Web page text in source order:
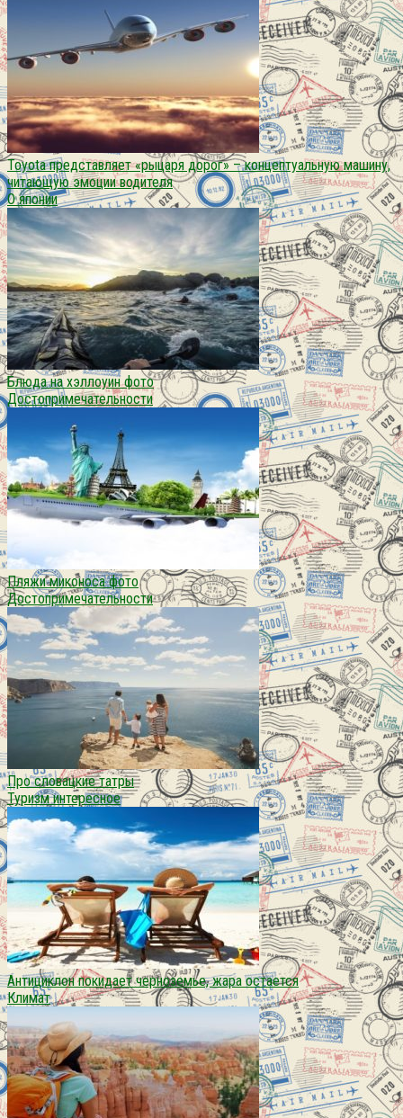
Toyota представляет «рыцаря дорог» – концептуальную машину,
читающую эмоции водителя
О японии
Блюда на хэллоуин фото
Достопримечательности
Пляжи миконоса фото
Достопримечательности
Про словацкие татры
Туризм интересное
Антициклон покидает черноземье, жара остается
Климат